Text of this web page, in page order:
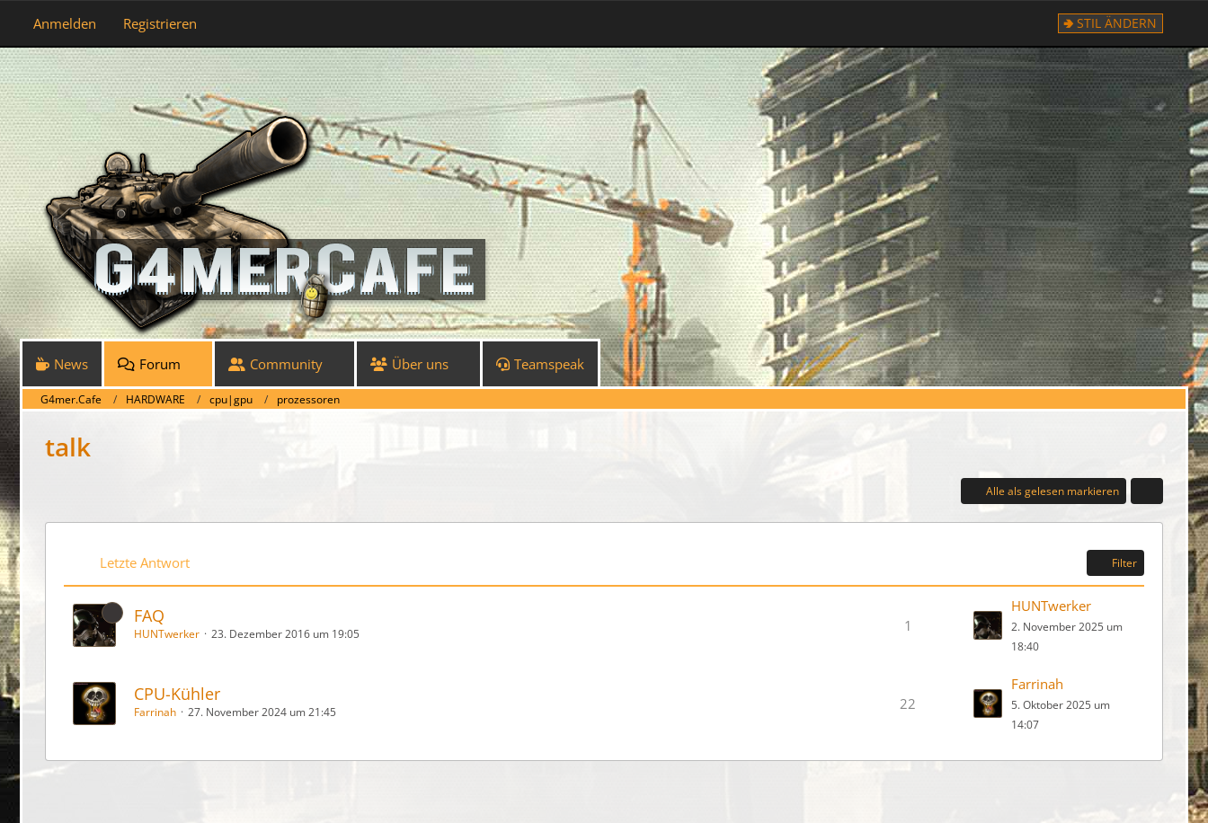
News Forum Community Über uns Teamspeak
Anmelden Registrieren
G4mer.Cafe HARDWARE cpu|gpu prozessoren
talk
Alle als gelesen markieren
Letzte Antwort Filter
FAQ
HUNTwerker 23. Dezember 2016 um 19:05 1
HUNTwerker
2. November 2025 um
18:40
CPU-Kühler
Farrinah 27. November 2024 um 21:45 22
Farrinah
5. Oktober 2025 um
14:07
STIL ÄNDERN